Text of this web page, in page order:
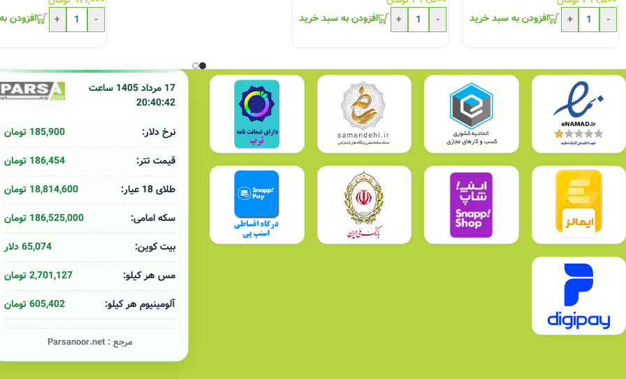
-
+ افزودن به سبد خرید
-
+ افزودن به سبد خرید
-
+ افزودن
17 مرداد 1405 ساعت
20:40:42
نرخ دلار:
185,900 تومان
قیمت تتر:
186,454 تومان
طلای 18 عیار:
18,814,600 تومان
سکه امامی:
186,525,000 تومان
بیت کوین:
65,074 دلار
مس هر کیلو:
2,701,127 تومان
آلومینیوم هر کیلو:
605,402 تومان
مرجع :Parsanoor.net